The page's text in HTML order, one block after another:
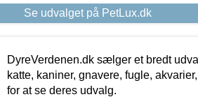
Se udvalget på PetLux.dk
DyreVerdenen.dk sælger et bredt
katte, kaniner, gnavere, fugle,
for at se deres udvalg.